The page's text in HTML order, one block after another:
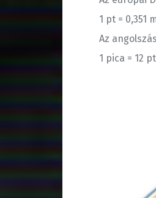
1 pt = 0,351
Az
1 pica = 12